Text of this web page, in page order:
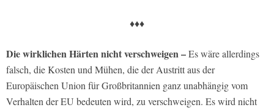
♦♦♦
Die wirklichen Härten nicht verschweigen –Es wäre allerdings
falsch, die Kosten und Mühen, die der Austritt aus der
Europäischen Union für Großbritannien ganz unabhängig vom
Verhalten der EU bedeuten wird, zu verschweigen. Es wird nicht